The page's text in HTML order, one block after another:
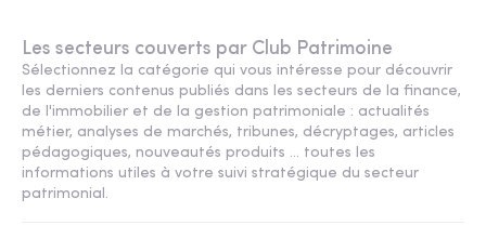
Les secteurs couverts par Club Patrimoine
Sélectionnez la catégorie qui vous intéresse pour découvrir
les derniers contenus publiés dans les secteurs de la finance,
de l'immobilier et de la gestion patrimoniale : actualités
métier, analyses de marchés, tribunes, décryptages, articles
pédagogiques, nouveautés produits ... toutes les
informations utiles à votre suivi stratégique du secteur
patrimonial.